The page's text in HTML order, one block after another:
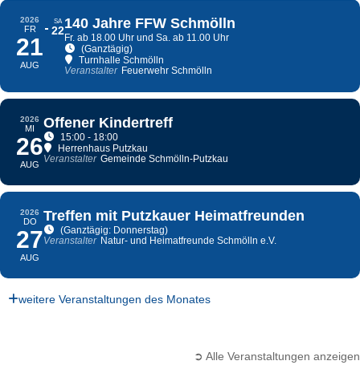
2026
FR
21
AUG
SA
22140 Jahre FFW Schmölln
Fr. ab 18.00 Uhr und Sa. ab 11.00 Uhr
(Ganztägig)
Turnhalle Schmölln
Veranstalter Feuerwehr Schmölln
2026
MI
26
AUG
Offener Kindertreff
15:00 - 18:00
Herrenhaus Putzkau
Veranstalter Gemeinde Schmölln-Putzkau
2026
DO
27
AUG
Treffen mit Putzkauer Heimatfreunden
(Ganztägig: Donnerstag)
Veranstalter Natur- und Heimatfreunde Schmölln e.V.
weitere Veranstaltungen des Monates
➲ Alle Veranstaltungen anzeigen